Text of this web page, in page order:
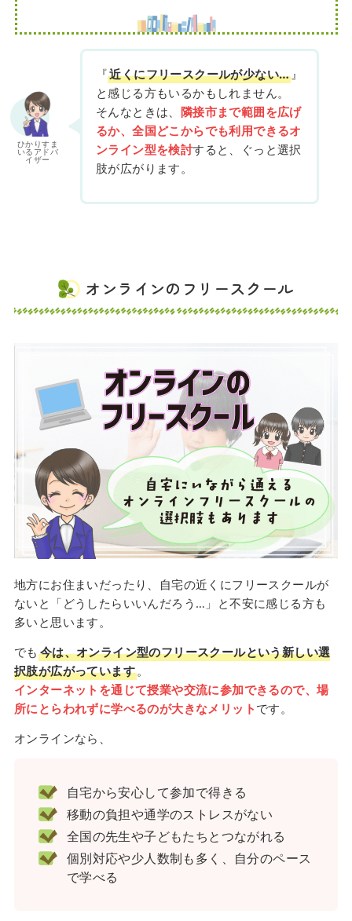
ひかりすま
いるアドバ
イザー
『近くにフリースクールが少ない…』
と感じる方もいるかもしれません。
そんなときは、 隣接市まで範囲を広げ
るか、全国どこからでも利用できるオ
ンライン型を検討すると、ぐっと選択
肢が広がります。
オンラインのフリースクール
地方にお住まいだったり、自宅の近くにフリースクールが
ないと「どうしたらいいんだろう…」と不安に感じる方も
多いと思います。
でも 今は、オンライン型のフリースクールという新しい選
択肢が広がっています。
インターネットを通じて授業や交流に参加できるので、場
所にとらわれずに学べるのが大きなメリット です。
オンラインなら、
自宅から安心して参加で得きる
移動の負担や通学のストレスがない
全国の先生や子どもたちとつながれる
個別対応や少人数制も多く、自分のペース
で学べる